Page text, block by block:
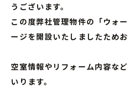
うございます。
この度弊社管理物件の「ウォ
ージを開設いたしましたため
空室情報やリフォーム内容な
いります。